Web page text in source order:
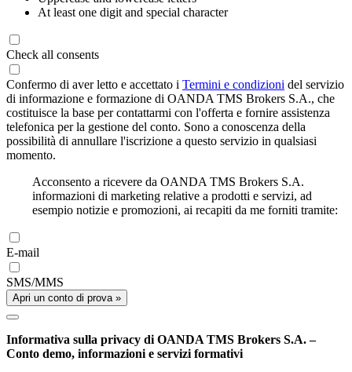
At least one digit and special character
Check all consents
Confermo di aver letto e accettato i Termini e condizioni del servizio
di informazione e formazione di OANDA TMS Brokers S.A., che
costituisce la base per contattarmi con l'offerta e fornire assistenza
telefonica per la gestione del conto. Sono a conoscenza della
possibilità di annullare l'iscrizione a questo servizio in qualsiasi
momento.
Acconsento a ricevere da OANDA TMS Brokers S.A.
informazioni di marketing relative a prodotti e servizi, ad
esempio notizie e promozioni, ai recapiti da me forniti tramite:
E-mail
SMS/MMS
Apri un conto di prova »
Informativa sulla privacy di OANDA TMS Brokers S.A. –
Conto demo, informazioni e servizi formativi